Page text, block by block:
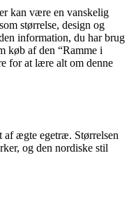
kan være en vanskelig
størrelse, design og
information, du har brug
køb af den “Ramme i
for at lære alt om denne
af ægte egetræ. Størrelsen
og den nordiske stil